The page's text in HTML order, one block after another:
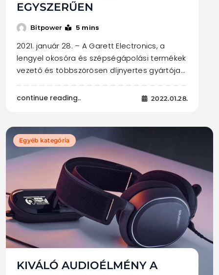
EGYSZERŰEN
Bitpower 5 mins
2021. január 28. – A Garett Electronics, a
lengyel okosóra és szépségápolási termékek
vezető és többszörösen díjnyertes gyártója…
continue reading.. 2022.01.28.
Egyéb kategória
KIVÁLÓ AUDIOÉLMÉNY A